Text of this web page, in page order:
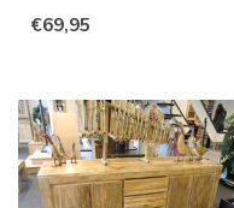
abnehmbarem Wäsch...
€69,95